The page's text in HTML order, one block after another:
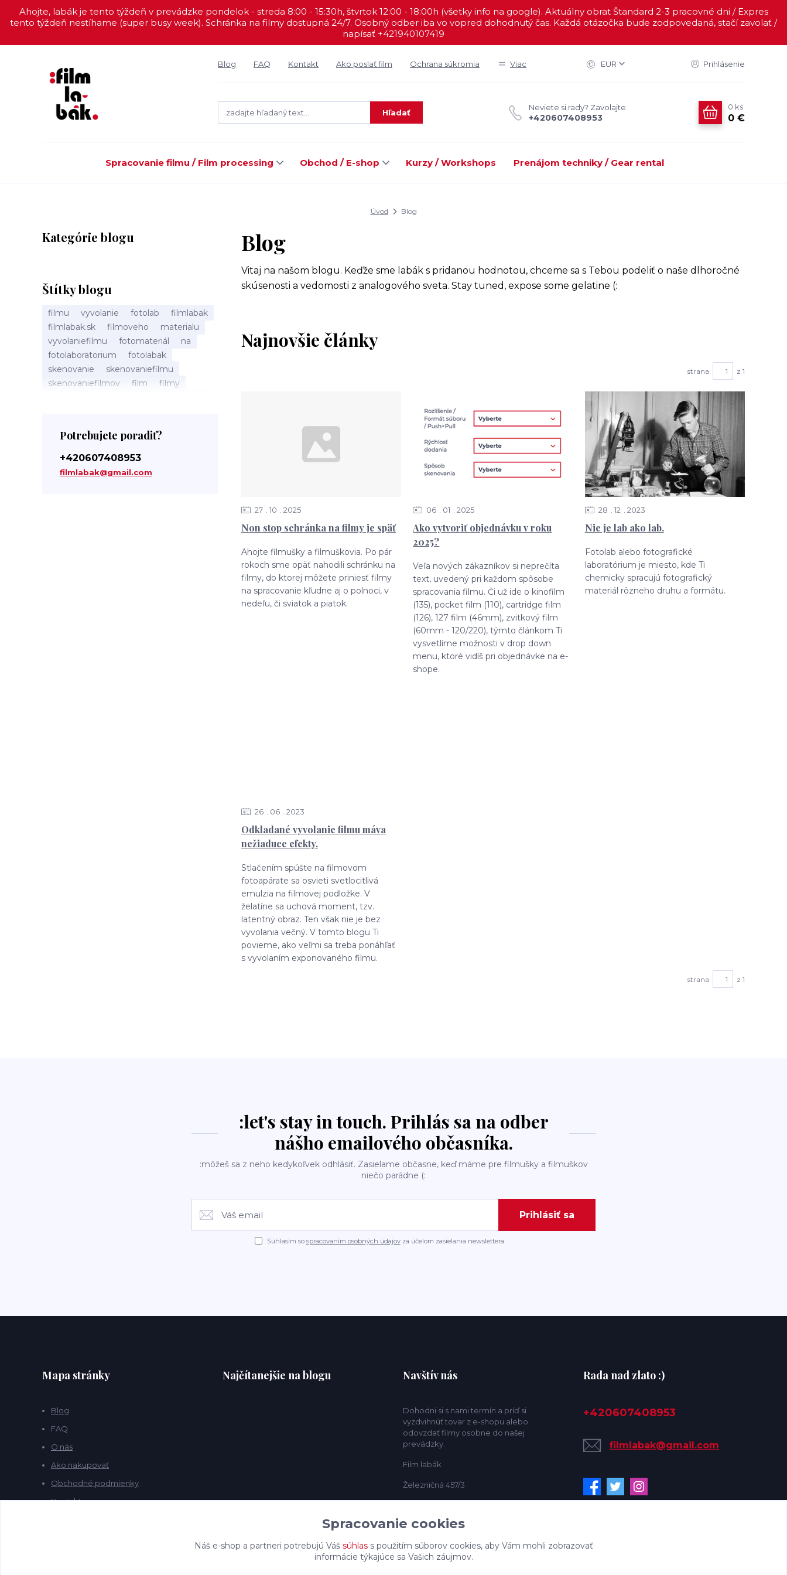
Ahojte, labák je tento týždeň v prevádzke pondelok - streda 8:00 - 15:30h, štvrtok 12:00 - 18:00h (všetky info na google). Aktuálny obrat Štandard 2-3 pracovné dni / Expres
tento týždeň nestíhame (super busy week). Schránka na filmy dostupná 24/7. Osobný odber iba vo vopred dohodnutý čas. Každá otázočka bude zodpovedaná, stačí zavolať /
napísať +421940107419
Blog FAQ Kontakt Ako poslať film Ochrana súkromia Viac EUR Prihlásenie
Hľadať
Neviete si rady? Zavolajte.
+420607408953
0 ks
0 €
Spracovanie filmu / Film processing Obchod / E-shop Kurzy / Workshops Prenájom techniky / Gear rental
Úvod Blog
Kategórie blogu
Štítky blogu
filmu vyvolanie fotolab
filmlabak
filmlabak.sk
filmoveho
materialu
vyvolaniefilmu
fotomateriál
na
fotolaboratorium
fotolabak
skenovanie
skenovaniefilmu
skenovaniefilmov
film
filmy
tmavá
komora
darkroom
svetlocitlivý
slovensku
labak
photo laboratory
Potrebujete poradiť?
+420607408953
filmlabak@gmail.com
Blog
Vitaj na našom blogu. Keďže sme labák s pridanou hodnotou, chceme sa s Tebou podeliť o naše dlhoročné
skúsenosti a vedomosti z analogového sveta. Stay tuned, expose some gelatine (:
Najnovšie články
strana z 1
Non stop schránka na filmy je späť
27 10 2025
Ahojte filmušky a filmuškovia. Po pár
rokoch sme opäť nahodili schránku na
filmy, do ktorej môžete priniesť filmy
na spracovanie kľudne aj o polnoci, v
nedeľu, či sviatok a piatok.
Ako vytvoriť objednávku v roku
2025?
06 01 2025
Veľa nových zákazníkov si neprečíta
text, uvedený pri každom spôsobe
spracovania filmu. Či už ide o kinofilm
(135), pocket film (110), cartridge film
(126), 127 film (46mm), zvitkový film
(60mm - 120/220), týmto článkom Ti
vysvetlíme možnosti v drop down
menu, ktoré vidíš pri objednávke na e-
shope.
Nie je lab ako lab.
28 12 2023
Fotolab alebo fotografické
laboratórium je miesto, kde Ti
chemicky spracujú fotografický
materiál rôzneho druhu a formátu.
Odkladané vyvolanie filmu máva
nežiaduce efekty.
26 06 2023
Stlačením spúšte na filmovom
fotoapárate sa osvieti svetlocitlivá
emulzia na filmovej podložke. V
želatíne sa uchová moment, tzv.
latentný obraz. Ten však nie je bez
vyvolania večný. V tomto blogu Ti
povieme, ako veľmi sa treba ponáhľať
s vyvolaním exponovaného filmu.
strana z 1
:let's stay in touch. Prihlás sa na odber
nášho emailového občasníka.
:môžeš sa z neho kedykoľvek odhlásiť. Zasielame občasne, keď máme pre filmušky a filmuškov
niečo parádne (:
Prihlásiť sa
Súhlasím so spracovaním osobných údajovza účelom zasielania newslettera.
Mapa stránky
Blog
FAQ
O nás
Ako nakupovať
Obchodné podmienky
Kontakty
Najčítanejšie na blogu Navštív nás
Dohodni si s nami termín a príď si
vyzdvihnúť tovar z e-shopu alebo
odovzdať filmy osobne do našej
prevádzky.
Film labák
Železničná 457/3
Rada nad zlato :)
+420607408953
filmlabak@gmail.com
Spracovanie cookies
Náš e-shop a partneri potrebujú Váš súhlass použitím súborov cookies, aby Vám mohli zobrazovať
informácie týkajúce sa Vašich záujmov.